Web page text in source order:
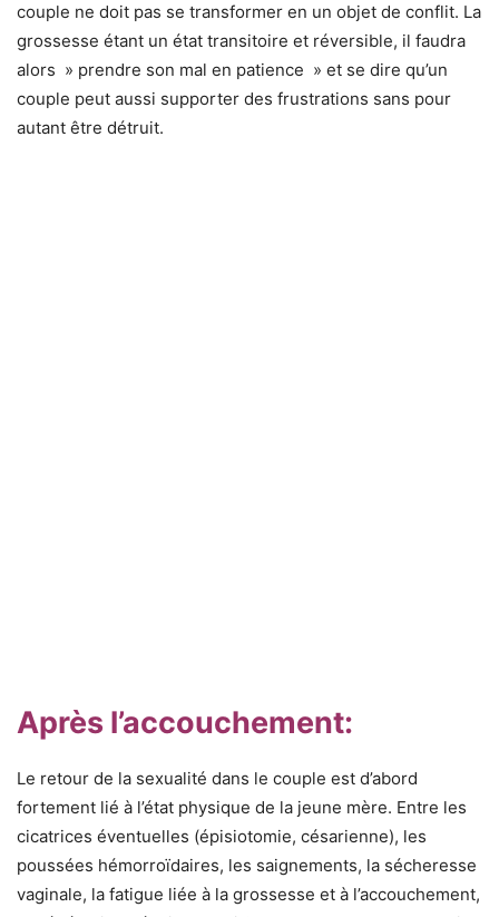
couple ne doit pas se transformer en un objet de conflit. La
grossesse étant un état transitoire et réversible, il faudra
alors » prendre son mal en patience » et se dire qu’un
couple peut aussi supporter des frustrations sans pour
autant être détruit.
Après l’accouchement:
Le retour de la sexualité dans le couple est d’abord
fortement lié à l’état physique de la jeune mère. Entre les
cicatrices éventuelles (épisiotomie, césarienne), les
poussées hémorroïdaires, les saignements, la sécheresse
vaginale, la fatigue liée à la grossesse et à l’accouchement,